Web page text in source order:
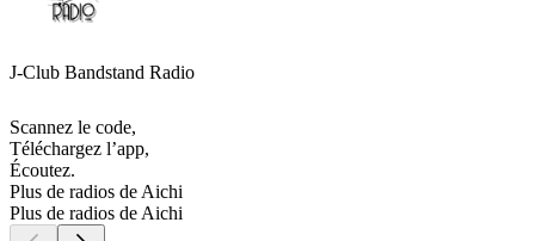
J-Club Bandstand Radio
Scannez le code,
Téléchargez l’app,
Écoutez.
Plus de radios de Aichi
Plus de radios de Aichi